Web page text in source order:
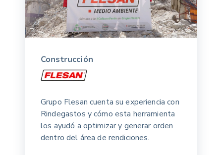
Construcción
Grupo Flesan cuenta su experiencia con
Rindegastos y cómo esta herramienta
los ayudó a optimizar y generar orden
dentro del área de rendiciones.